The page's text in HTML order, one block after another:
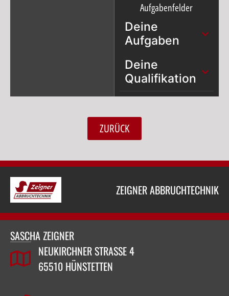
Aufgabenfelder
Deine
Aufgaben
Deine
Qualifikation
ZURÜCK
ZEIGNER ABBRUCHTECHNIK
SASCHA ZEIGNER
NEUKIRCHNER STRASSE 4
65510 HÜNSTETTEN